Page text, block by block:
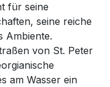
für seine
seine reiche
Ambiente.
von St. Peter
am Wasser ein